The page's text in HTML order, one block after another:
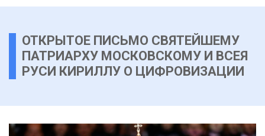
ОТКРЫТОЕ ПИСЬМО СВЯТЕЙШЕМУ
ПАТРИАРХУ МОСКОВСКОМУ И ВСЕЯ
РУСИ КИРИЛЛУ О ЦИФРОВИЗАЦИИ